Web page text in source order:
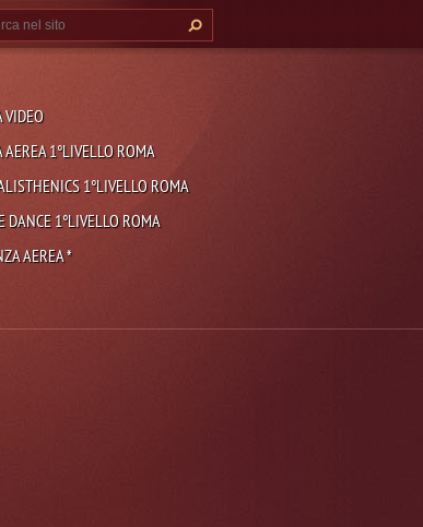
VIDEO
1°LIVELLO ROMA
1°LIVELLO ROMA
DANCE 1°LIVELLO ROMA
AEREA *